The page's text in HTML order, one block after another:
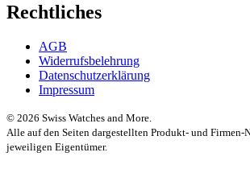
Rechtliches
AGB
Widerrufsbelehrung
Datenschutzerklärung
Impressum
© 2026 Swiss Watches and More.
Alle auf den Seiten dargestellten Produkt- und Firmen-
jeweiligen Eigentümer.